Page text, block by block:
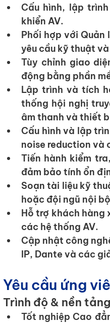
Cấu hình, lập
khiển AV.
Phối hợp với
yêu cầu kỹ thuật
Tùy chỉnh giao
động bằng phần
Lập trình và tích
thống hội nghị
âm thanh và thiết
Cấu hình và lập
noise reduction và
Tiến hành kiểm
đảm bảo tính ổn
Soạn tài liệu kỹ
hoặc đội ngũ nội
Hỗ trợ khách hàng
các hệ thống AV.
Cập nhật công
IP, Dante và các
Yêu cầu ứng
Trình độ & nền tảng
Tốt nghiệp Cao